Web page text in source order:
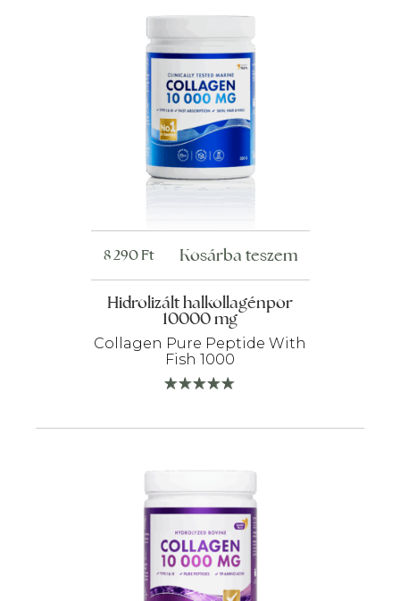
Hidrolizált halkollagénpor
10000 mg
Collagen Pure Peptide With
Fish 1000
8 290Ft Kosárba teszem